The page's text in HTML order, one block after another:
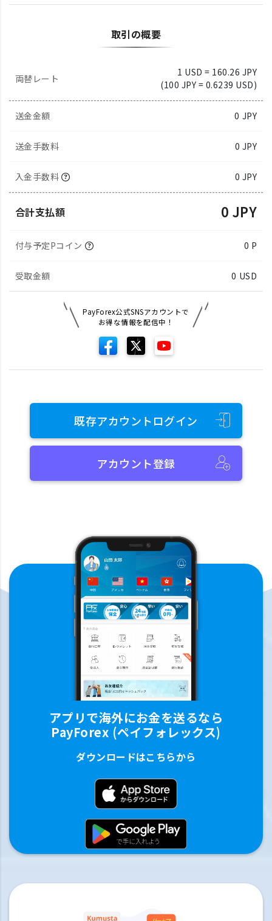
取引の概要
両替レート
1 USD = 160.26 JPY
(100 JPY = 0.6239 USD)
送金金額 0 JPY
送金手数料 0 JPY
入金手数料 0 JPY
合計支払額 0 JPY
付与予定Pコイン 0 P
受取金額 0 USD
PayForex公式SNSアカウントで
お得な情報を配信中！
既存アカウントログイン
アカウント登録
アプリで海外にお金を送るなら
PayForex (ペイフォレックス)
ダウンロードはこちらから